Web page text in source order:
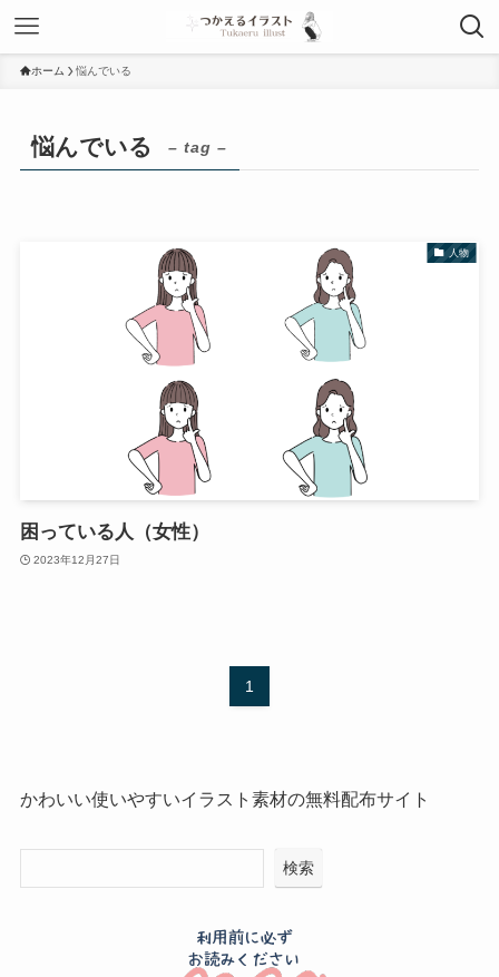
ホーム 悩んでいる
悩んでいる – tag –
人物
困っている人（女性）
2023年12月27日
1
かわいい使いやすいイラスト素材の無料配布サイト
検索